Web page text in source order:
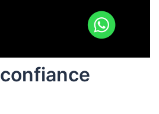
confiance